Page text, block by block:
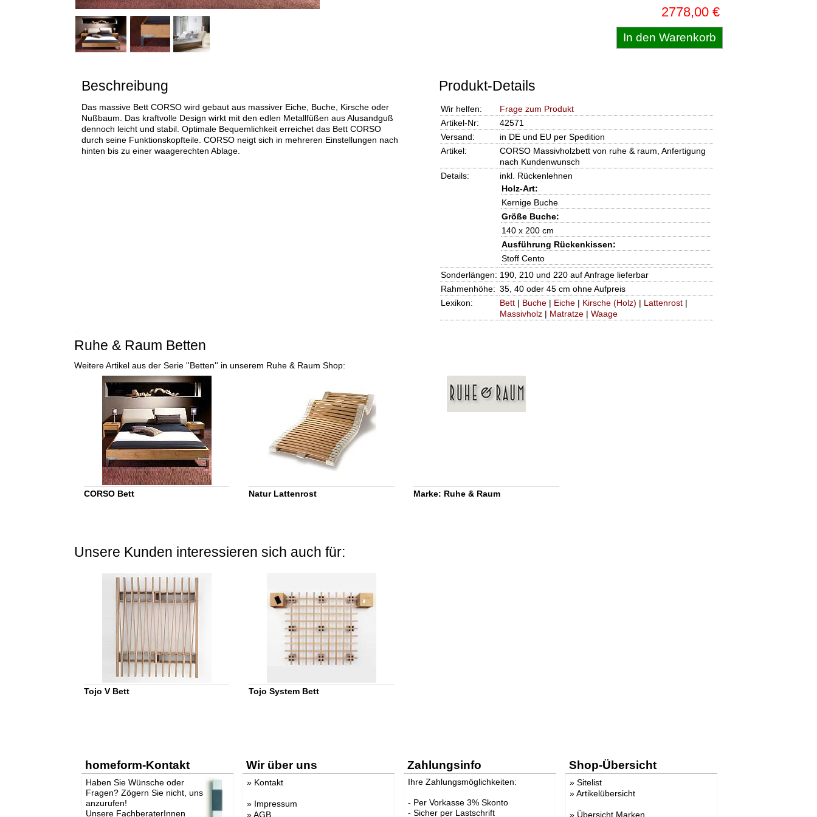
2778,00 €
Beschreibung
Das massive Bett CORSO wird gebaut aus massiver Eiche, Buche, Kirsche oder
Nußbaum. Das kraftvolle Design wirkt mit den edlen Metallfüßen aus Alusandguß
dennoch leicht und stabil. Optimale Bequemlichkeit erreichet das Bett CORSO
durch seine Funktionskopfteile. CORSO neigt sich in mehreren Einstellungen nach
hinten bis zu einer waagerechten Ablage.
Produkt-Details
Wir helfen:
Frage zum Produkt
Artikel-Nr:
42571
Versand:
in DE und EU per Spedition
Artikel:
CORSO Massivholzbett von ruhe & raum, Anfertigung
nach Kundenwunsch
Details:
inkl. Rückenlehnen
Holz-Art:
Kernige Buche
Größe Buche:
140 x 200 cm
Ausführung Rückenkissen:
Stoff Cento
Sonderlängen: 190, 210 und 220 auf Anfrage lieferbar
Rahmenhöhe: 35, 40 oder 45 cm ohne Aufpreis
Lexikon:
Bett| Buche| Eiche| Kirsche (Holz) | Lattenrost|
Massivholz| Matratze| Waage
Ruhe & Raum Betten
Weitere Artikel aus der Serie ''Betten'' in unserem Ruhe & Raum Shop:
CORSO Bett Natur Lattenrost Marke: Ruhe & Raum
Unsere Kunden interessieren sich auch für:
Tojo V Bett Tojo System Bett
homeform-Kontakt
Haben Sie Wünsche oder
Fragen? Zögern Sie nicht, uns
anzurufen!
Unsere FachberaterInnen
Wir über uns
» Kontakt
» Impressum
»AGB
Zahlungsinfo
Ihre Zahlungsmöglichkeiten:
- Per Vorkasse 3% Skonto
- Sicher per Lastschrift
Shop-Übersicht
» Sitelist
»Artikelübersicht
» Übersicht Marken